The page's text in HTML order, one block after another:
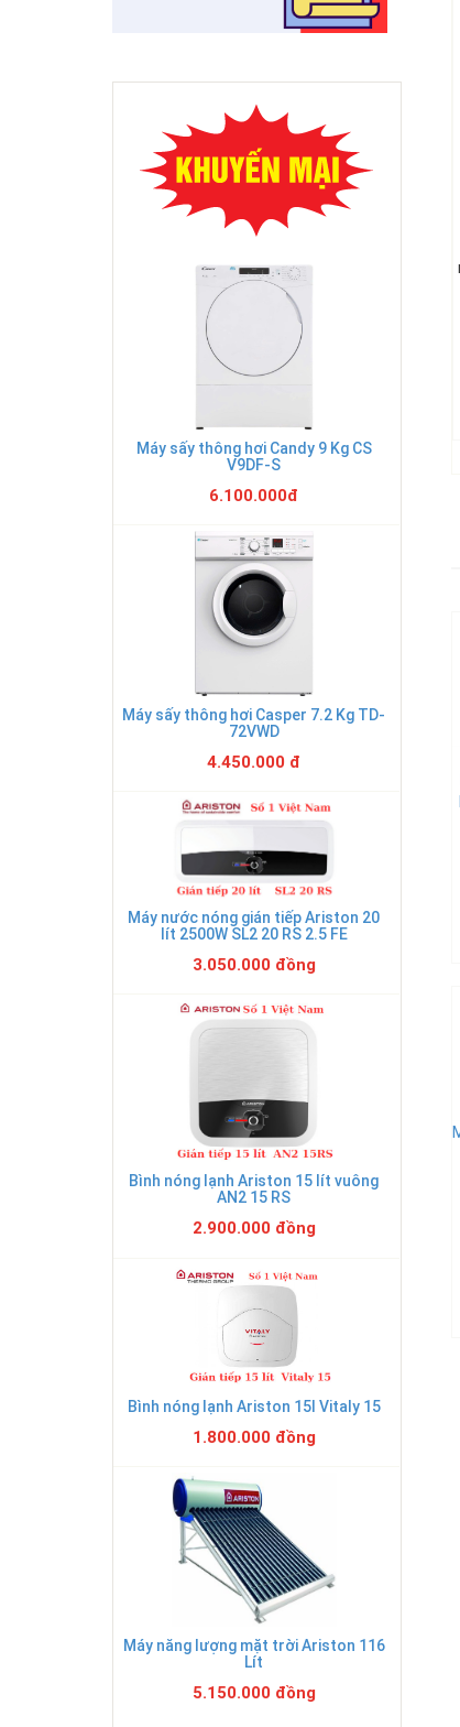
Máy sấy thông hơi Candy 9 Kg CS
V9DF-S
6.100.000đ
Máy sấy thông hơi Casper 7.2 Kg TD-
72VWD
4.450.000 đ
Máy nước nóng gián tiếp Ariston 20
lít 2500W SL2 20 RS 2.5 FE
3.050.000 đồng
Bình nóng lạnh Ariston 15 lít vuông
AN2 15 RS
2.900.000 đồng
Bình nóng lạnh Ariston 15l Vitaly 15
1.800.000 đồng
Máy năng lượng mặt trời Ariston 116
Lít
5.150.000 đồng